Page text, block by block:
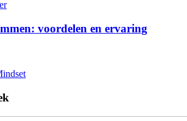
voordelen en ervaring